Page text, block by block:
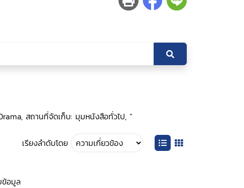
สถานที่จัดเก็บ: มุมหนังสือทั่วไป, ”
เรียงลำดับโดย
อมูล